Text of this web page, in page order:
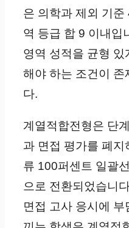
은 의학과 제외 기준
역 등급 합 9 이내입
영역 성적을 균형 있
해야 하는 조건이 존
다.
계열적합전형은 단
과 면접 평가를 폐지
류 100퍼센트 일괄
으로 전환되었습니
면접 고사 응시에 부